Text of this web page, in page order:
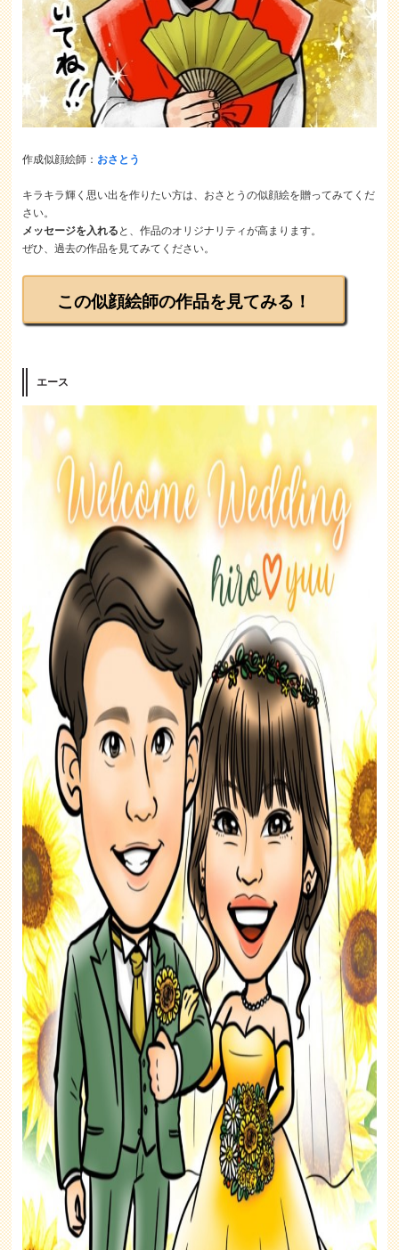
作成似顔絵師： おさとう
キラキラ輝く思い出を作りたい方は、おさとうの似顔絵を贈ってみてくだ
さい。
メッセージを入れる と、作品のオリジナリティが高まります。
ぜひ、過去の作品を見てみてください。
この似顔絵師の作品を見てみる！
エース